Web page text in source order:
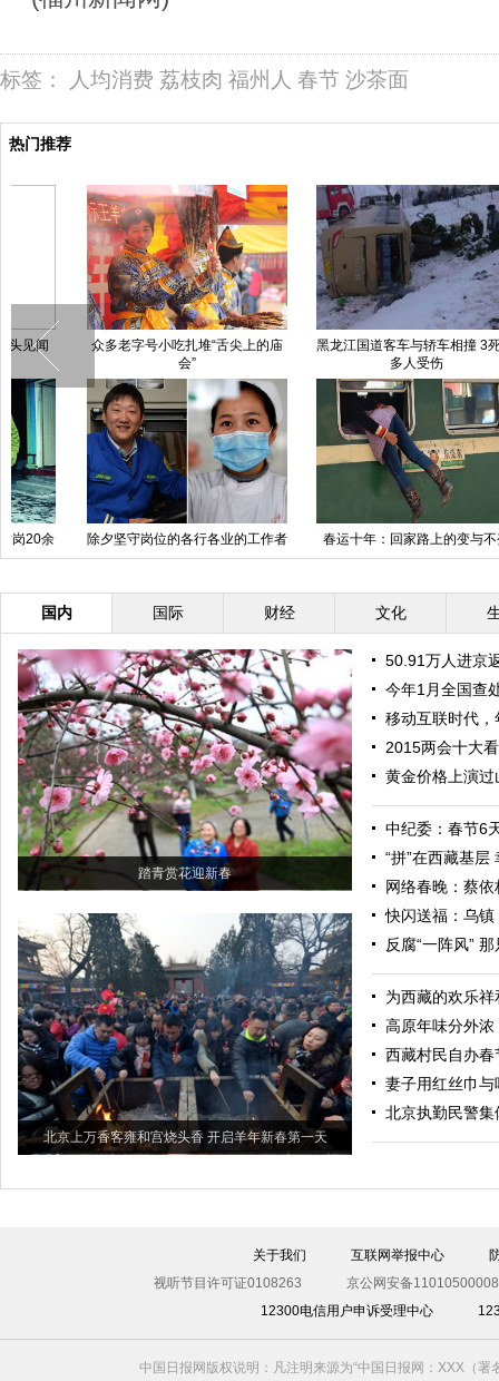
标签： 人均消费 荔枝肉 福州人 春节 沙茶面
热门推荐
众多老字号小吃扎堆“舌尖上的庙
黑龙江国道客车与轿车相撞 3死20
除夕坚守岗位的各行各业的工作者 春运十年：回家路上的变与不变
国内 国际 财经 文化
踏青赏花迎新春
北京上万香客雍和宫烧头香 开启羊年新春第一天
50.91万人进京
今年1月全国查
移动互联时代，
2015两会十大
黄金价格上演
中纪委：春节6
“拼”在西藏基层
网络春晚：蔡
快闪送福：乌镇
反腐“一阵风”
为西藏的欢乐祥
高原年味分外浓
西藏村民自办
妻子用红丝巾
北京执勤民警
关于我们 互联网举报中心
视听节目许可证0108263
京公网安备
12300电信用户申诉受理中心
中国日报网版权说明：凡注明来源为“中国日报网：XXX（